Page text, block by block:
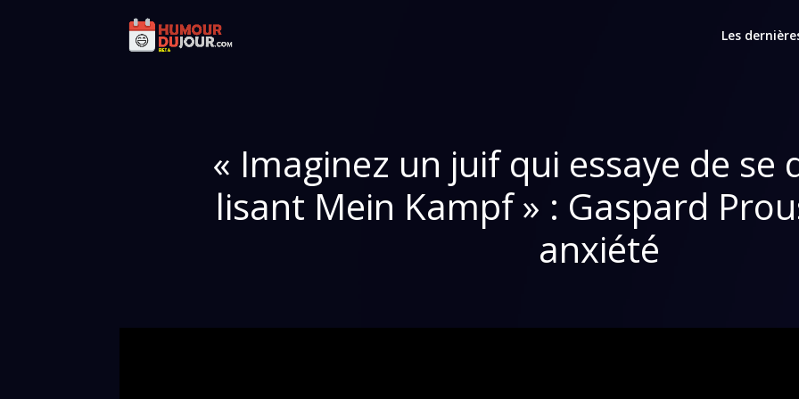
Les
« Imaginez un juif qui essaye de se
lisant Mein Kampf » : Gaspard
anxiété